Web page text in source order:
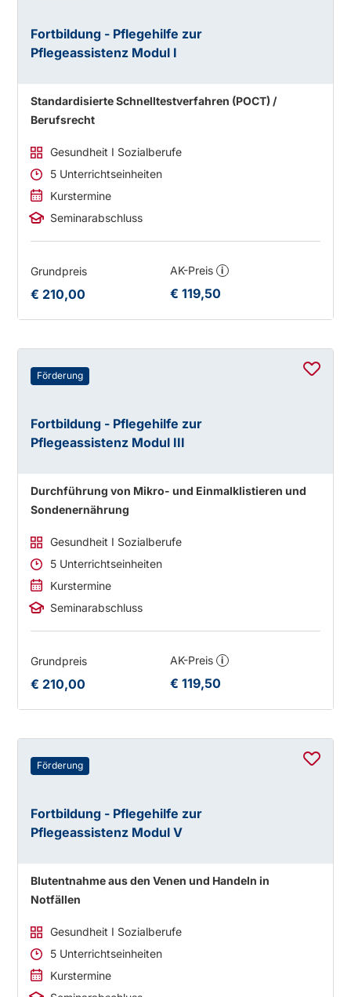
Fortbildung - Pflegehilfe zur
Pflegeassistenz Modul I
Standardisierte Schnelltestverfahren (POCT) /
Berufsrecht
Gesundheit I Sozialberufe
5 Unterrichtseinheiten
Kurstermine
Seminarabschluss
Grundpreis
€ 210,00
AK-Preis i
€ 119,50
Förderung
Fortbildung - Pflegehilfe zur
Pflegeassistenz Modul III
Durchführung von Mikro- und Einmalklistieren und
Sondenernährung
Gesundheit I Sozialberufe
5 Unterrichtseinheiten
Kurstermine
Seminarabschluss
Grundpreis
€ 210,00
AK-Preis i
€ 119,50
Förderung
Fortbildung - Pflegehilfe zur
Pflegeassistenz Modul V
Blutentnahme aus den Venen und Handeln in
Notfällen
Gesundheit I Sozialberufe
5 Unterrichtseinheiten
Kurstermine